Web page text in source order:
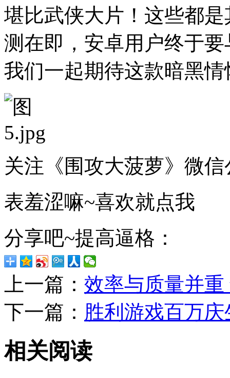
堪比武侠大片！这些都
测在即，安卓用户终于
我们一起期待这款暗黑
关注《围攻大菠萝》微
表羞涩嘛~喜欢就点我
分享吧~提高逼格：
上一篇： 效率与质量并
下一篇： 胜利游戏百万
相关阅读